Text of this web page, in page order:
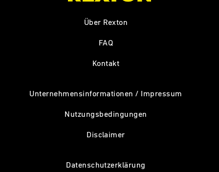
Über Rexton
FAQ
Kontakt
Unternehmensinformationen / Impressum
Nutzungsbedingungen
Disclaimer
Datenschutzerklärung